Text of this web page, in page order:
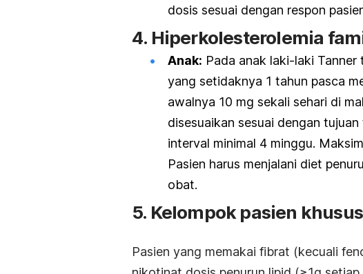
dosis sesuai dengan respon
4. Hiperkolesterolemia
Anak: Pada anak laki-laki
yang setidaknya 1 tahun pasca
awalnya 10 mg sekali sehari di
disesuaikan sesuai dengan
interval minimal 4 minggu.
Pasien harus menjalani diet
obat.
5. Kelompok pasien khusus
Pasien yang memakai fibrat (kecuali